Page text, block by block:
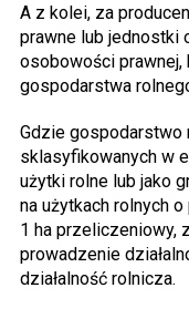
A z kolei, za
prawne lub jednostki
osobowości
gospodarstwa
Gdzie gospodarstwo
sklasyfikowanych w
użytki rolne lub jako
na użytkach rolnych
1 ha przeliczeniowy,
prowadzenie
działalność rolnicza.